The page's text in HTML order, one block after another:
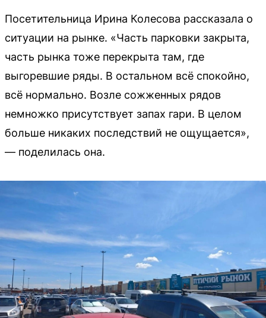
Посетительница Ирина Колесова рассказала о
ситуации на рынке. «Часть парковки закрыта,
часть рынка тоже перекрыта там, где
выгоревшие ряды. В остальном всё спокойно,
всё нормально. Возле сожженных рядов
немножко присутствует запах гари. В целом
больше никаких последствий не ощущается»,
— поделилась она.